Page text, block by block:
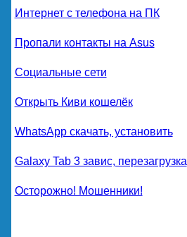
Интернет с телефона на ПК
Пропали контакты на Asus
Социальные сети
Открыть Киви кошелёк
WhatsApp скачать, установить
Galaxy Tab 3 завис, перезагрузка
Осторожно! Мошенники!